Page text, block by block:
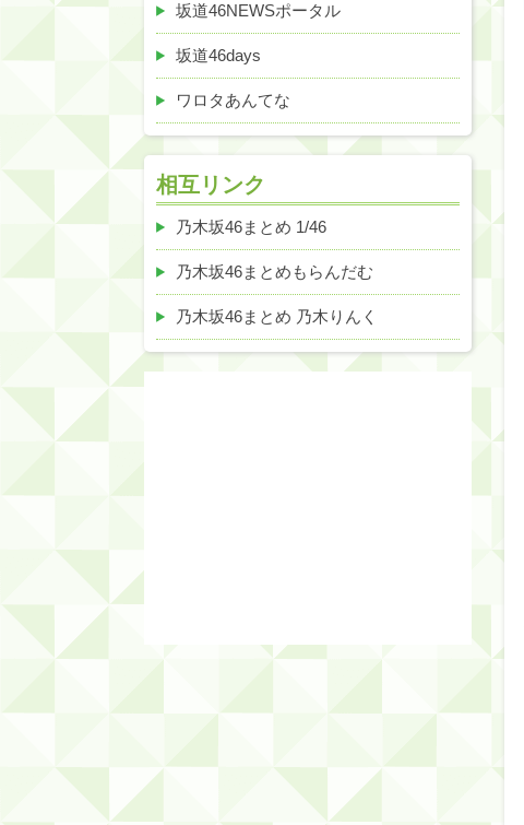
坂道46NEWSポータル
坂道46days
ワロタあんてな
相互リンク
乃木坂46まとめ 1/46
乃木坂46まとめもらんだむ
乃木坂46まとめ 乃木りんく